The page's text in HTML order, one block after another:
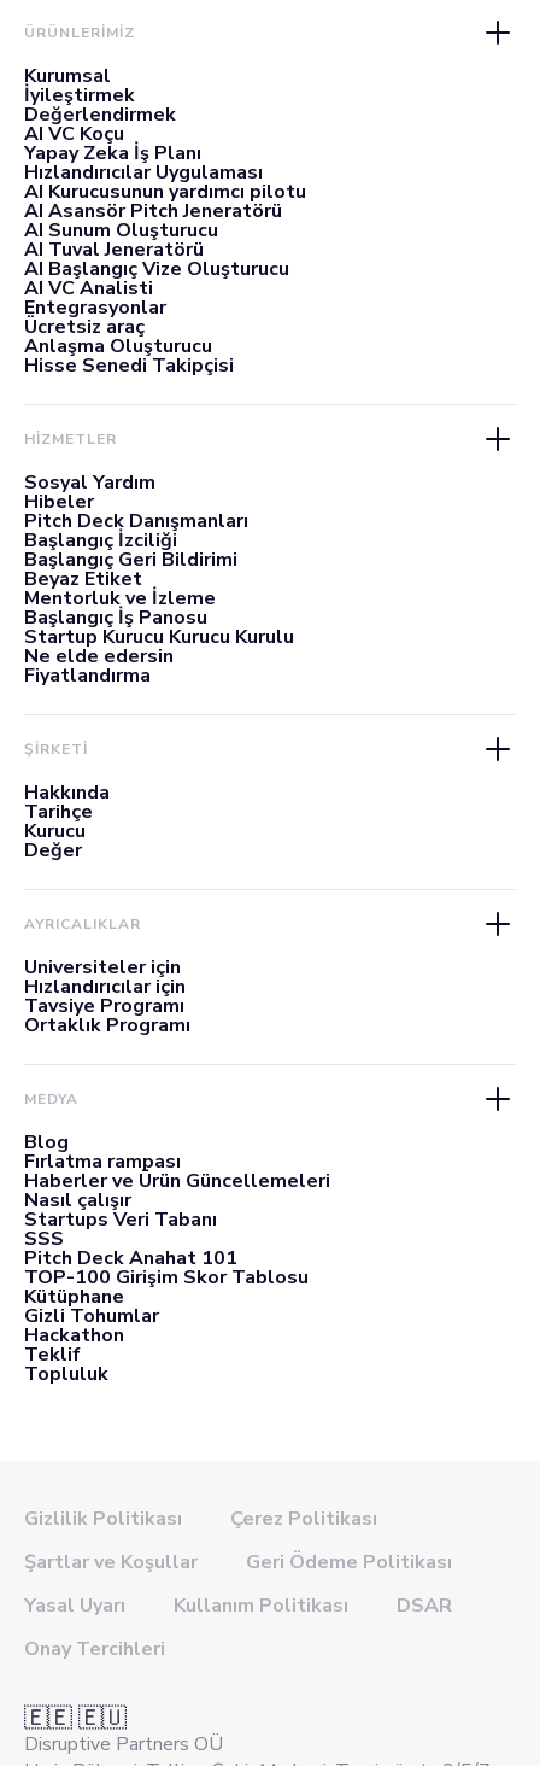
ÜRÜNLERIMIZ
Kurumsal
İyileştirmek
Değerlendirmek
AI VC Koçu
Yapay Zeka İş Planı
Hızlandırıcılar Uygulaması
AI Kurucusunun yardımcı pilotu
AI Asansör Pitch Jeneratörü
AI Sunum Oluşturucu
AI Tuval Jeneratörü
AI Başlangıç Vize Oluşturucu
AI VC Analisti
Entegrasyonlar
Ücretsiz araç
Anlaşma Oluşturucu
Hisse Senedi Takipçisi
HİZMETLER
Sosyal Yardım
Hibeler
Pitch Deck Danışmanları
Başlangıç İzciliği
Başlangıç Geri Bildirimi
Beyaz Etiket
Mentorluk ve İzleme
Başlangıç İş Panosu
Startup Kurucu Kurucu Kurulu
Ne elde edersin
Fiyatlandırma
ŞİRKETİ
Hakkında
Tarihçe
Kurucu
Değer
AYRICALIKLAR
Üniversiteler için
Hızlandırıcılar için
Tavsiye Programı
Ortaklık Programı
MEDYA
Blog
Fırlatma rampası
Haberler ve Ürün Güncellemeleri
Nasıl çalışır
Startups Veri Tabanı
SSS
Pitch Deck Anahat 101
TOP-100 Girişim Skor Tablosu
Kütüphane
Gizli Tohumlar
Hackathon
Teklif
Topluluk
Gizlilik Politikası
Çerez Politikası
Şartlar ve Koşullar
Geri Ödeme Politikası
Yasal Uyarı
Kullanım Politikası
DSAR
Onay Tercihleri
🇪🇪 🇪🇺
Disruptive Partners OÜ